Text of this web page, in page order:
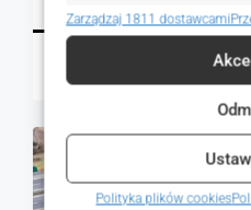
Zarządzaj 1811 dostawcami
Polityka plików cookies
Magdalena Mulczyńska